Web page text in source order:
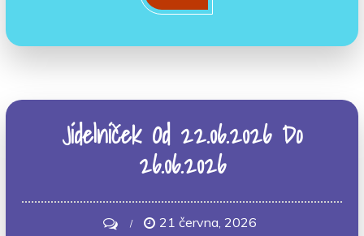
Jídelníček Od 22.06.2026 Do
26.06.2026
on
21 června, 2026